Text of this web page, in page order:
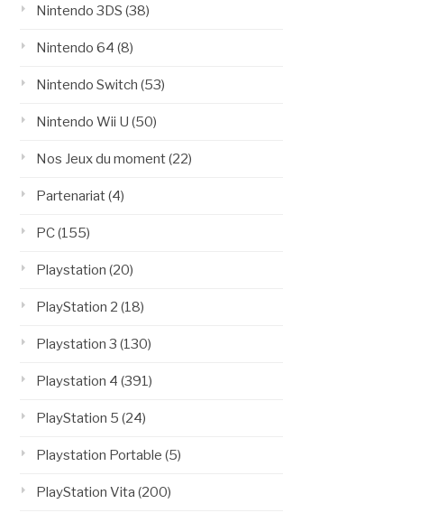
Nintendo 3DS (38)
Nintendo 64 (8)
Nintendo Switch (53)
Nintendo Wii U (50)
Nos Jeux du moment(22)
Partenariat(4)
PC(155)
Playstation (20)
PlayStation 2 (18)
Playstation 3 (130)
Playstation 4 (391)
PlayStation 5 (24)
Playstation Portable (5)
PlayStation Vita (200)